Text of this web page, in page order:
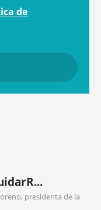
de
presidenta de la